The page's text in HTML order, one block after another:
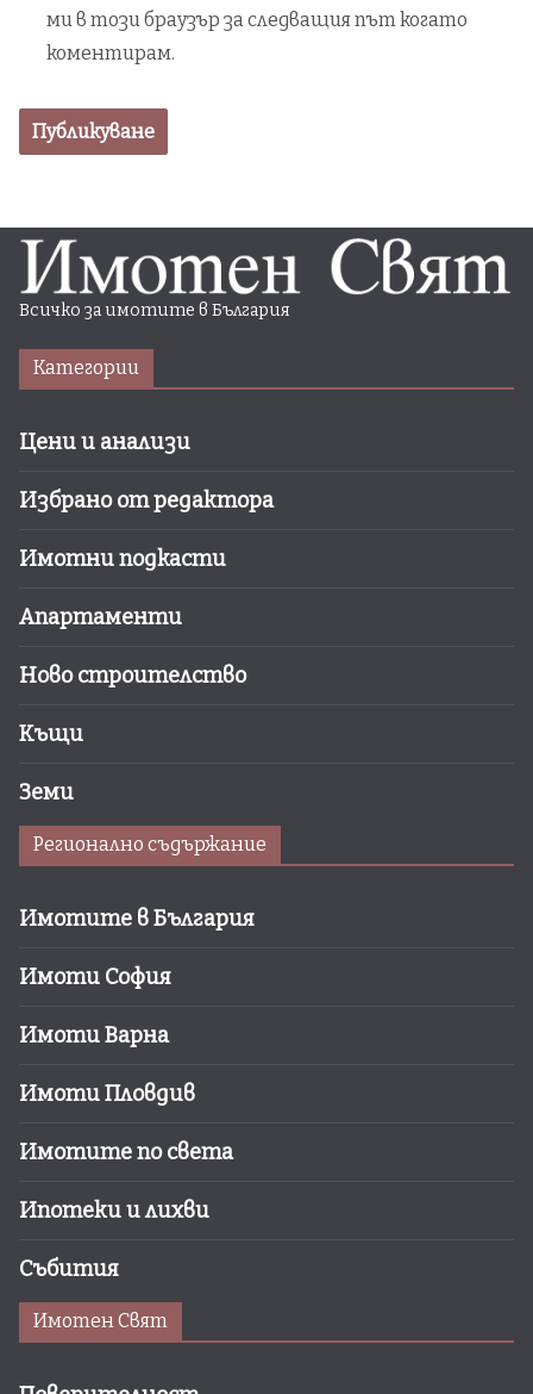
ми в този браузър за следващия път когато
коментирам.
Всичко за имотите в България
Категории
Цени и анализи
Избрано от редактора
Имотни подкасти
Апартаменти
Ново строителство
Къщи
Земи
Регионално съдържание
Имотите в България
Имоти София
Имоти Варна
Имоти Пловдив
Имотите по света
Ипотеки и лихви
Събития
Имотен Свят